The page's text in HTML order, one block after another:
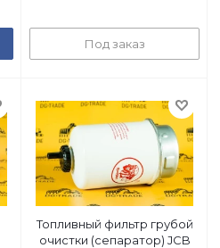
Под заказ
Топливный фильтр грубой
очистки (сепаратор) JCB